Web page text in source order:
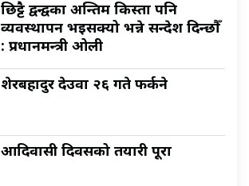
छिट्टै द्वन्द्वका अन्तिम किस्ता पनि
व्यवस्थापन भइसक्यो भन्ने सन्देश दिन्छौँ
: प्रधानमन्त्री ओली
शेरबहादुर देउवा २६ गते फर्कने
आदिवासी दिवसको तयारी पूरा